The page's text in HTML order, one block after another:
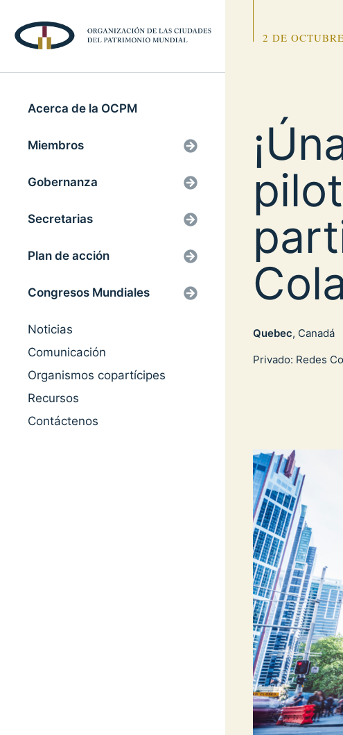
Acerca de la OCPM
Miembros
Gobernanza
Secretarias
Plan de acción
Congresos Mundiales
Noticias
Comunicación
Organismos copartícipes
Recursos
Contáctenos
2 DE
Quebec, Canadá
Privado: Redes